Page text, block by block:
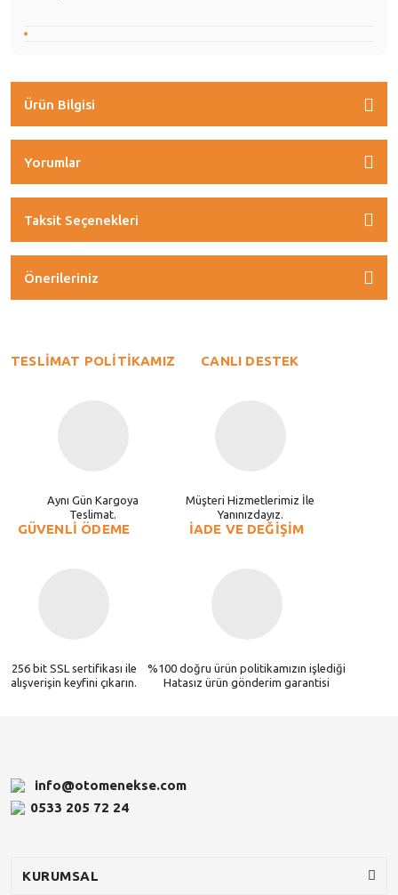
Ürün Bilgisi
Yorumlar
Taksit Seçenekleri
Önerileriniz
TESLİMAT POLİTİKAMIZ
Aynı Gün Kargoya
Teslimat.
CANLI DESTEK
Müşteri Hizmetlerimiz İle
Yanınızdayız.
GÜVENLİ ÖDEME
256 bit SSL sertifikası ile
alışverişin keyfini çıkarın.
İADE VE DEĞİŞİM
%100 doğru ürün politikamızın işlediği
Hatasız ürün gönderim garantisi
info@otomenekse.com
0533 205 72 24
KURUMSAL